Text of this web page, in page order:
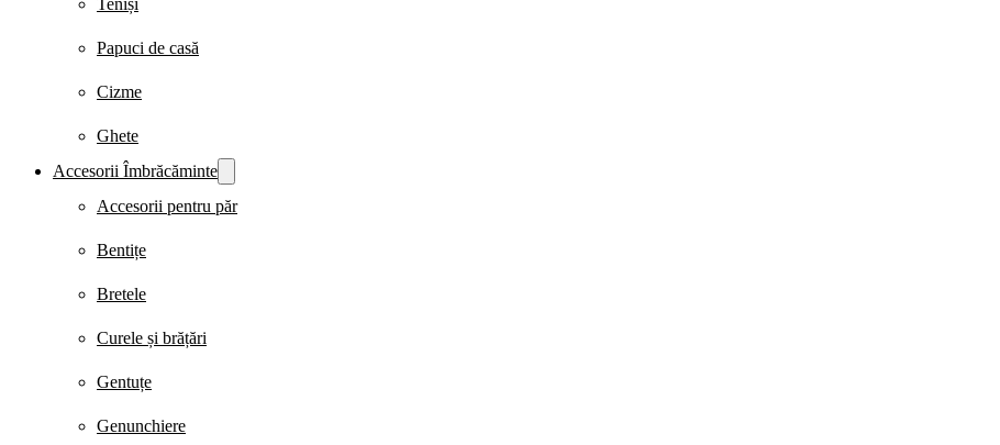
Teniși
Papuci de casă
Cizme
Ghete
Accesorii Îmbrăcăminte
Accesorii pentru păr
Bentițe
Bretele
Curele și brățări
Gentuțe
Genunchiere